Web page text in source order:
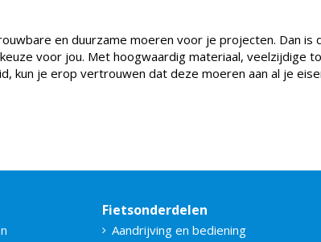
en duurzame moeren voor je projecten. Dan is
voor jou. Met hoogwaardig materiaal, veelzijdige
kun je erop vertrouwen dat deze moeren aan al je
Fietsonderdelen
Aandrijving en bediening